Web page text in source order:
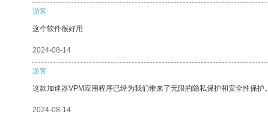
游客
这个软件很好用
2024-08-14
游客
这款加速器VPM应用程序已经为我们带来了无限的隐私保护和安全性保护。
2024-08-14